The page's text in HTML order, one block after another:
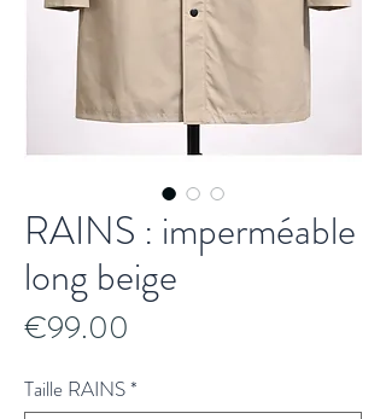
RAINS : imperméable
long beige
€99.00
Taille RAINS*